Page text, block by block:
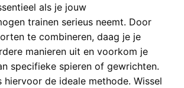
als je jouw
trainen serieus neemt. Door
te combineren, daag je je
manieren uit en voorkom je
specifieke spieren of gewrichten.
hiervoor de ideale methode. Wissel